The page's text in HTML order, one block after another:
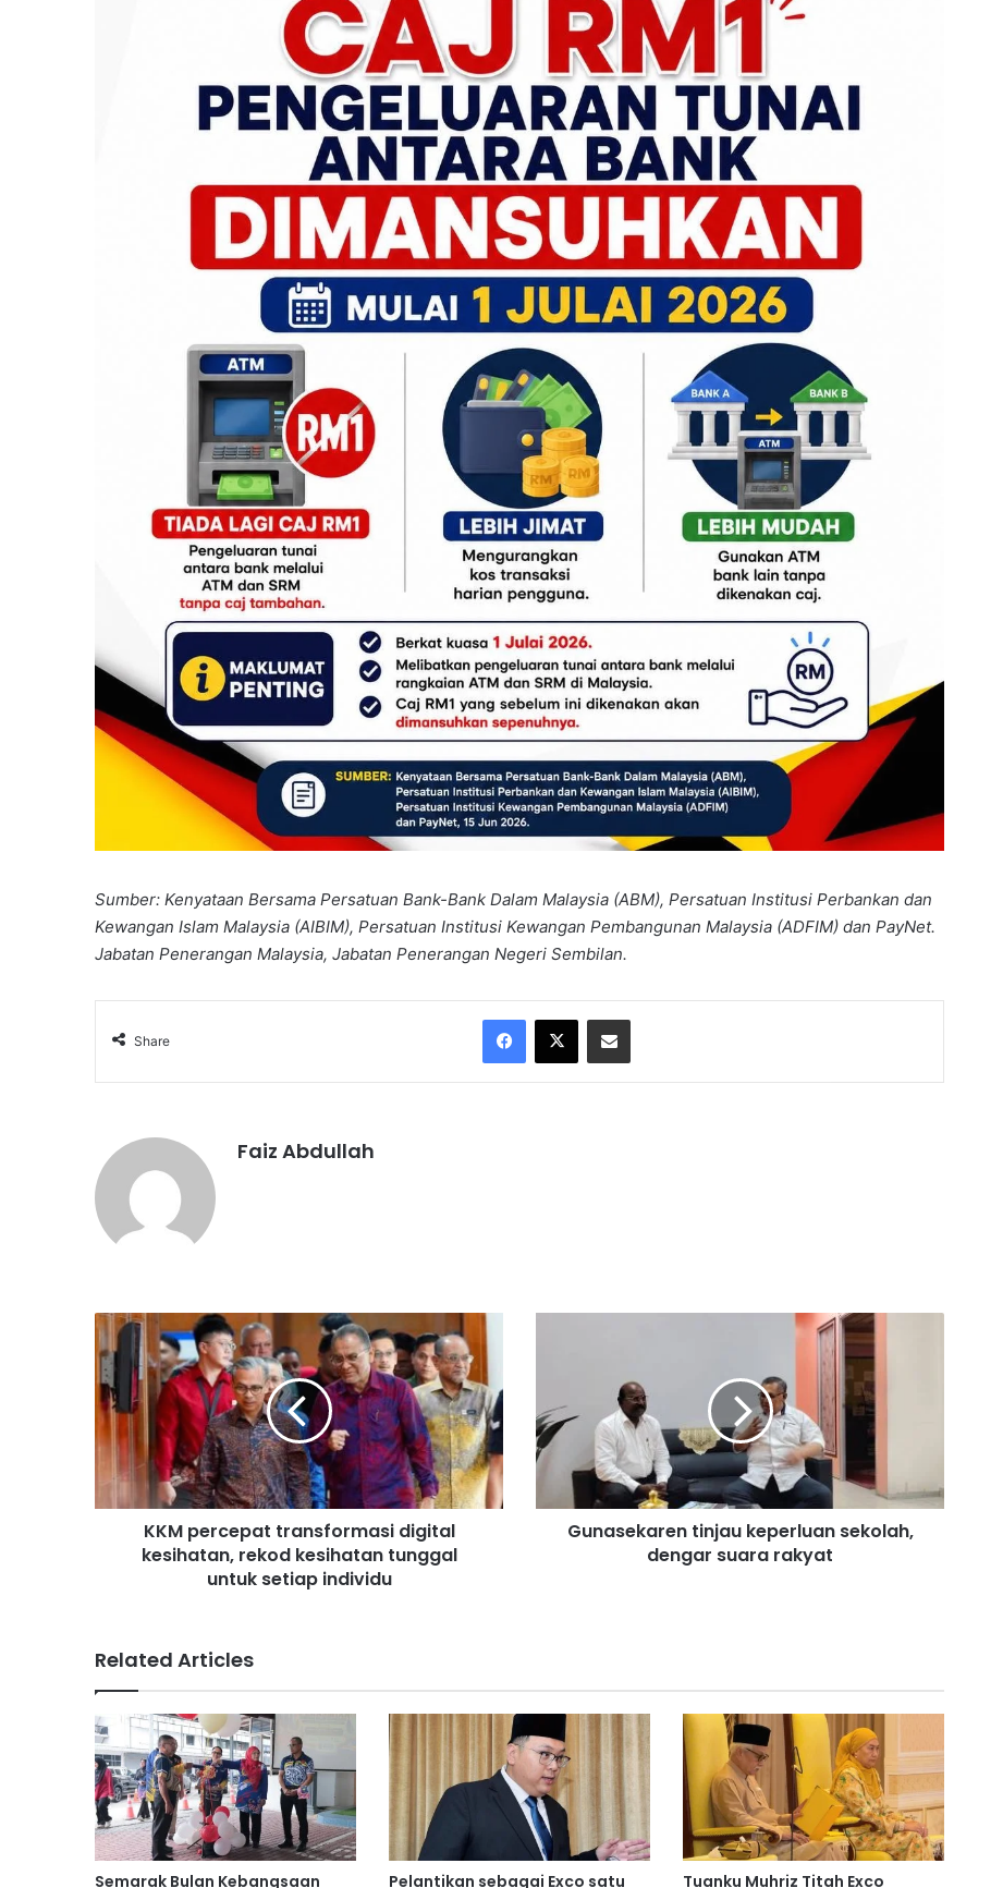
Sumber: Kenyataan Bersama Persatuan Bank-Bank Dalam Malaysia (ABM), Persatuan Institusi Perbankan dan
Kewangan Islam Malaysia (AIBIM), Persatuan Institusi Kewangan Pembangunan Malaysia (ADFIM) dan PayNet.
Jabatan Penerangan Malaysia, Jabatan Penerangan Negeri Sembilan.
Share
Faiz Abdullah
K
K
M
p
e
r
p
s
f
o
r
m
a
s
i
d
i
KKM percepat transformasi digital
kesihatan, rekod kesihatan tunggal
untuk setiap individu
s
e
k
r
u
k
e
p
e
r
l
u
a
Gunasekaren tinjau keperluan sekolah,
dengar suara rakyat
Related Articles
Semarak Bulan Kebangsaan Pelantikan sebagai Exco satu Tuanku Muhriz Titah Exco